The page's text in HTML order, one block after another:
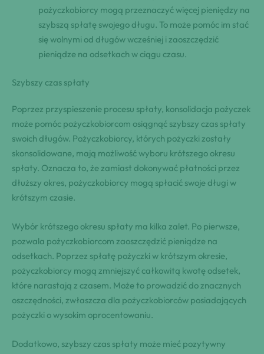
pożyczkobiorcy mogą przeznaczyć więcej pieniędzy na
szybszą spłatę swojego długu. To może pomóc im stać
się wolnymi od długów wcześniej i zaoszczędzić
pieniądze na odsetkach w ciągu czasu.
Szybszy czas spłaty
Poprzez przyspieszenie procesu spłaty, konsolidacja pożyczek
może pomóc pożyczkobiorcom osiągnąć szybszy czas spłaty
swoich długów. Pożyczkobiorcy, których pożyczki zostały
skonsolidowane, mają możliwość wyboru krótszego okresu
spłaty. Oznacza to, że zamiast dokonywać płatności przez
dłuższy okres, pożyczkobiorcy mogą spłacić swoje długi w
krótszym czasie.
Wybór krótszego okresu spłaty ma kilka zalet. Po pierwsze,
pozwala pożyczkobiorcom zaoszczędzić pieniądze na
odsetkach. Poprzez spłatę pożyczki w krótszym okresie,
pożyczkobiorcy mogą zmniejszyć całkowitą kwotę odsetek,
które narastają z czasem. Może to prowadzić do znacznych
oszczędności, zwłaszcza dla pożyczkobiorców posiadających
pożyczki o wysokim oprocentowaniu.
Dodatkowo, szybszy czas spłaty może mieć pozytywny